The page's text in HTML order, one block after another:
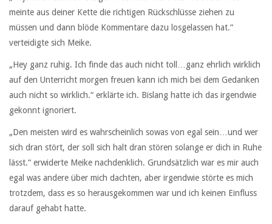
meinte aus deiner Kette die richtigen Rückschlüsse ziehen zu
müssen und dann blöde Kommentare dazu losgelassen hat.“
verteidigte sich Meike.
„Hey ganz ruhig. Ich finde das auch nicht toll…ganz ehrlich wirklich
auf den Unterricht morgen freuen kann ich mich bei dem Gedanken
auch nicht so wirklich.“ erklärte ich. Bislang hatte ich das irgendwie
gekonnt ignoriert.
„Den meisten wird es wahrscheinlich sowas von egal sein…und wer
sich dran stört, der soll sich halt dran stören solange er dich in Ruhe
lässt.“ erwiderte Meike nachdenklich. Grundsätzlich war es mir auch
egal was andere über mich dachten, aber irgendwie störte es mich
trotzdem, dass es so herausgekommen war und ich keinen Einfluss
darauf gehabt hatte.